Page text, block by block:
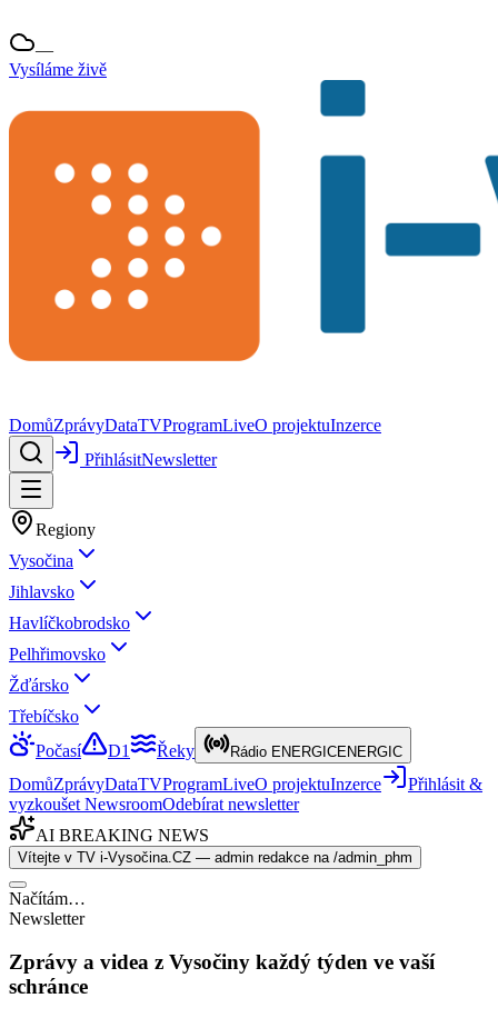
—
Vysíláme živě
DomůZprávyDataTVProgramLiveO projektuInzerce
PřihlásitNewsletter
Regiony
Vysočina
Jihlavsko
Havlíčkobrodsko
Pelhřimovsko
Žďársko
Třebíčsko
Počasí
D1 Řeky Rádio ENERGICENERGIC
DomůZprávyDataTVProgramLiveO projektuInzerce
Přihlásit &
vyzkoušet NewsroomOdebírat newsletter
AI BREAKING NEWS
Vítejte v TV i-Vysočina.CZ — admin redakce na /admin_phm
Načítám…
Newsletter
Zprávy a videa z Vysočiny každý týden ve vaší
schránce